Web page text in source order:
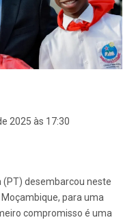
2025 às 17:30
(PT) desembarcou neste
para uma
compromisso é uma